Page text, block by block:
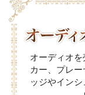
オーディオ
カー、プレ
ッジやイン